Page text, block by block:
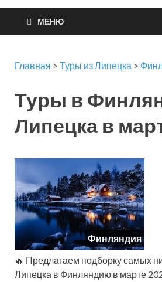
МЕНЮ
Главная > Туры из Липецка >
Туры в
Липецка в
Финляндия
🔥 Предлагаем подборку самых
Липецка в Финляндию в марте